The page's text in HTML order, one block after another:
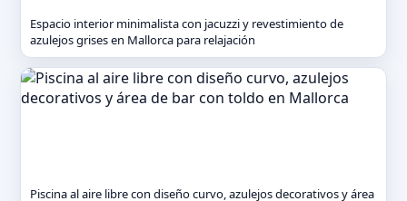
Espacio interior minimalista con jacuzzi y revestimiento de
azulejos grises en Mallorca para relajación
Piscina al aire libre con diseño curvo, azulejos decorativos y área